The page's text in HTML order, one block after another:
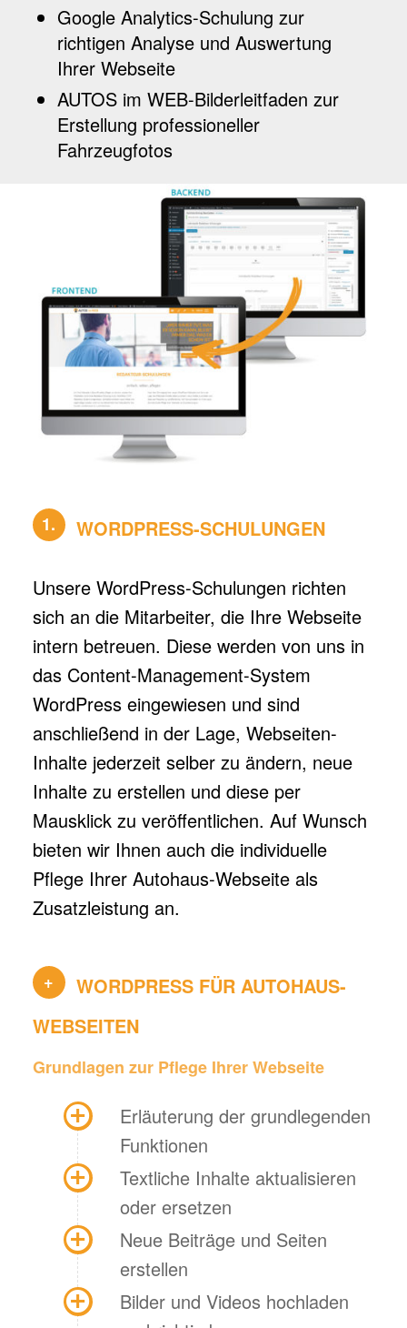
Google Analytics-Schulung zur
richtigen Analyse und Auswertung
Ihrer Webseite
AUTOS im WEB-Bilderleitfaden zur
Erstellung professioneller
Fahrzeugfotos
1. WORDPRESS-SCHULUNGEN
Unsere WordPress-Schulungen richten
sich an die Mitarbeiter, die Ihre Webseite
intern betreuen. Diese werden von uns in
das Content-Management-System
WordPress eingewiesen und sind
anschließend in der Lage, Webseiten-
Inhalte jederzeit selber zu ändern, neue
Inhalte zu erstellen und diese per
Mausklick zu veröffentlichen. Auf Wunsch
bieten wir Ihnen auch die individuelle
Pflege Ihrer Autohaus-Webseite als
Zusatzleistung an.
+
WORDPRESS FÜR AUTOHAUS-
WEBSEITEN
Grundlagen zur Pflege Ihrer Webseite
Erläuterung der grundlegenden
Funktionen
Textliche Inhalte aktualisieren
oder ersetzen
Neue Beiträge und Seiten
erstellen
Bilder und Videos hochladen